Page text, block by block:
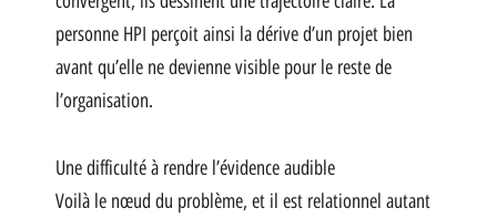
personne HPI perçoit ainsi la dérive d’un projet bien
avant qu’elle ne devienne visible pour le reste de
l’organisation.
Une difficulté à rendre l’évidence audible
Voilà le nœud du problème, et il est relationnel autant